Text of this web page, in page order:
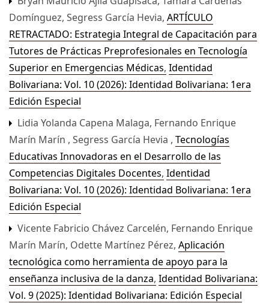
Domínguez, Segress García Hevia, ARTÍCULO
RETRACTADO: Estrategia Integral de Capacitación para
Tutores de Prácticas Preprofesionales en Tecnología
Superior en Emergencias Médicas, Identidad
Bolivariana: Vol. 10 (2026): Identidad Bolivariana: 1era
Edición Especial
Lidia Yolanda Capena Malaga, Fernando Enrique
Marín Marín , Segress García Hevia , Tecnologías
Educativas Innovadoras en el Desarrollo de las
Competencias Digitales Docentes, Identidad
Bolivariana: Vol. 10 (2026): Identidad Bolivariana: 1era
Edición Especial
Vicente Fabricio Chávez Carcelén, Fernando Enrique
Marín Marín, Odette Martínez Pérez, Aplicación
tecnológica como herramienta de apoyo para la
enseñanza inclusiva de la danza, Identidad Bolivariana:
Vol. 9 (2025): Identidad Bolivariana: Edición Especial